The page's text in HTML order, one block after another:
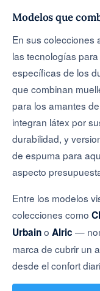
Modelos que
En sus colecciones
las tecnologías
específicas de los
que combinan
para los amantes
integran látex por
durabilidad, y
de espuma para
aspecto
Entre los modelos
colecciones como
Urbaino Alric —
marca de cubrir un
desde el confort